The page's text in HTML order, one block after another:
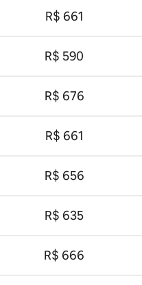
R$ 661
R$ 590
R$ 676
R$ 661
R$ 656
R$ 635
R$ 666